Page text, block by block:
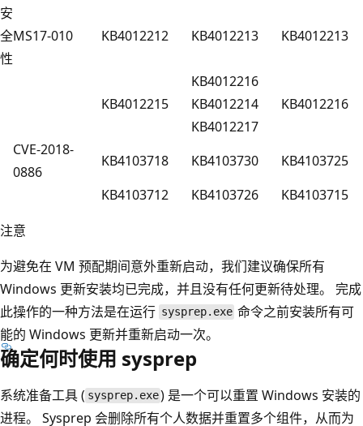
安
全
性
MS17-010 KB4012212 KB4012213 KB4012213
KB4012216
KB4012215
KB4012214
KB4012216
KB4012217
CVE-2018-
0886
KB4103718 KB4103730
KB4103725
KB4103712
KB4103726
KB4103715
注意
为避免在 VM 预配期间意外重新启动，我们建议确保所有
Windows 更新安装均已完成，并且没有任何更新待处理。 完成
此操作的一种方法是在运行 sysprep.exe 命令之前安装所有可
能的 Windows 更新并重新启动一次。
确定何时使用 sysprep
系统准备工具 ( sysprep.exe) 是一个可以重置 Windows 安装的
进程。 Sysprep 会删除所有个人数据并重置多个组件，从而为